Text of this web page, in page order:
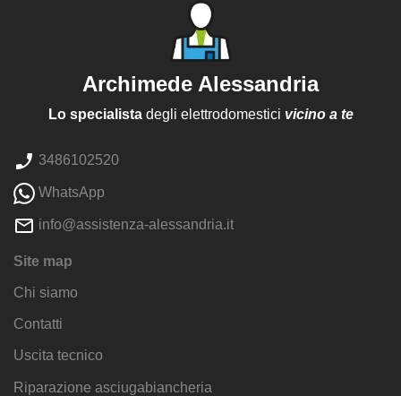
Archimede Alessandria
Lo specialistadegli elettrodomestici vicino a te
3486102520
WhatsApp
info@assistenza-alessandria.it
Site map
Chi siamo
Contatti
Uscita tecnico
Riparazione asciugabiancheria